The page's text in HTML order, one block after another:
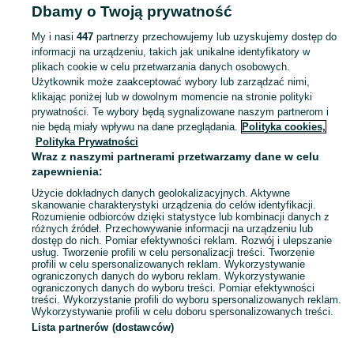
Strona główna Lubuskie Sądów
KATEGORIA
Skorzystaj z największego serwisu ogłoszeniowego - Sądów i okolice! Kupuj to, czego pragniesz i sprzedawaj to, czego już nie potrzebujesz! Zobacz
Mapa kategorii
Mapa miejscowości
Mapa ministron
Popularne wyszukiwania
Dbamy o Twoją prywatność
My i nasi 447partnerzy przechowujemy lub uzyskujemy dostęp do
informacji na urządzeniu, takich jak unikalne identyfikatory w
plikach cookie w celu przetwarzania danych osobowych.
Użytkownik może zaakceptować wybory lub zarządzać nimi,
klikając poniżej lub w dowolnym momencie na stronie polityki
prywatności. Te wybory będą sygnalizowane naszym partnerom i
nie będą miały wpływu na dane przeglądania. Polityka cookies,
Polityka Prywatności
Wraz z naszymi partnerami przetwarzamy dane w celu
zapewnienia:
Użycie dokładnych danych geolokalizacyjnych. Aktywne
skanowanie charakterystyki urządzenia do celów identyfikacji.
Rozumienie odbiorców dzięki statystyce lub kombinacji danych z
różnych źródeł. Przechowywanie informacji na urządzeniu lub
dostęp do nich. Pomiar efektywności reklam. Rozwój i ulepszanie
usług. Tworzenie profili w celu personalizacji treści. Tworzenie
profili w celu spersonalizowanych reklam. Wykorzystywanie
ograniczonych danych do wyboru reklam. Wykorzystywanie
ograniczonych danych do wyboru treści. Pomiar efektywności
treści. Wykorzystanie profili do wyboru spersonalizowanych reklam.
Wykorzystywanie profili w celu doboru spersonalizowanych treści.
Lista partnerów (dostawców)